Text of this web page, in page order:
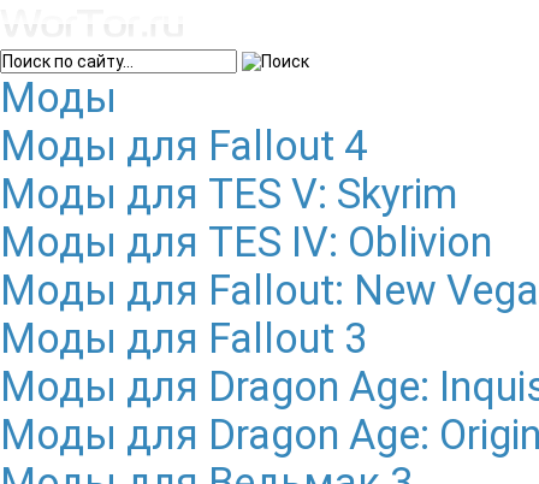
Моды
Моды для Fallout 4
Моды для TES V: Skyrim
Моды для TES IV: Oblivion
Моды для Fallout: New
Моды для Fallout 3
Моды для Dragon Age:
Моды для Dragon Age: